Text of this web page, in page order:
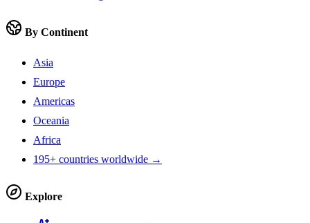
By Continent
Asia
Europe
Americas
Oceania
Africa
195+ countries worldwide →
Explore